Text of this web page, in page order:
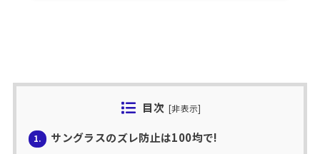
目次 [非表示]
1. サングラスのズレ防止は100均で!